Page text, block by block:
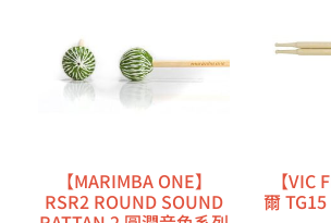
【MARIMBA ONE】
RSR2 ROUND SOUND
【VIC
爾